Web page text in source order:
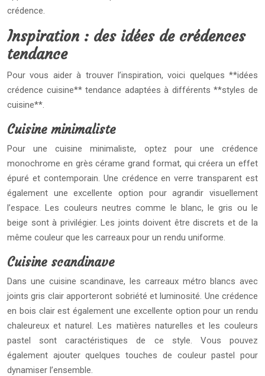
crédence.
Inspiration : des idées de crédences
tendance
Pour vous aider à trouver l’inspiration, voici quelques **idées
crédence cuisine** tendance adaptées à différents **styles de
cuisine**.
Cuisine minimaliste
Pour une cuisine minimaliste, optez pour une crédence
monochrome en grès cérame grand format, qui créera un effet
épuré et contemporain. Une crédence en verre transparent est
également une excellente option pour agrandir visuellement
l’espace. Les couleurs neutres comme le blanc, le gris ou le
beige sont à privilégier. Les joints doivent être discrets et de la
même couleur que les carreaux pour un rendu uniforme.
Cuisine scandinave
Dans une cuisine scandinave, les carreaux métro blancs avec
joints gris clair apporteront sobriété et luminosité. Une crédence
en bois clair est également une excellente option pour un rendu
chaleureux et naturel. Les matières naturelles et les couleurs
pastel sont caractéristiques de ce style. Vous pouvez
également ajouter quelques touches de couleur pastel pour
dynamiser l’ensemble.